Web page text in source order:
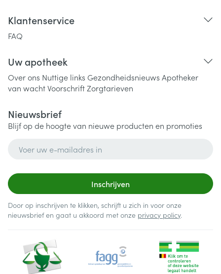
Klantenservice
FAQ
Uw apotheek
Over ons Nuttige links Gezondheidsnieuws Apotheker
van wachtVoorschriftZorgtarieven
Nieuwsbrief
Blijf op de hoogte van nieuwe producten en promoties
Inschrijven
Door op inschrijven te klikken, schrijft u zich in voor onze
nieuwsbrief en gaat u akkoord met onze privacy policy.